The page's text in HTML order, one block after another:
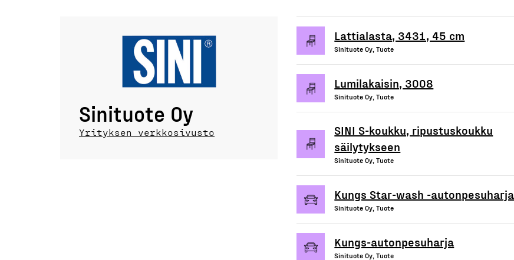
Sinituote Oy
Yrityksen verkkosivusto
Lattialasta, 3431, 45 cm
Sinituote Oy, Tuote
Lumilakaisin, 3008
Sinituote Oy, Tuote
SINI S-koukku, ripustuskoukku
säilytykseen
Sinituote Oy, Tuote
Kungs Star-wash -autonpesuharja
Sinituote Oy, Tuote
Kungs-autonpesuharja
Sinituote Oy, Tuote